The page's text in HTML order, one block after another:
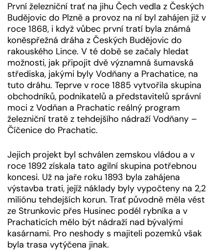
První železniční trať na jihu Čech vedla z Českých
Budějovic do Plzně a provoz na ní byl zahájen již v
roce 1868, i když vůbec první tratí byla známá
koněspřežná dráha z Českých Budějovic do
rakouského Lince. V té době se začaly hledat
možnosti, jak připojit dvě významná šumavská
střediska, jakými byly Vodňany a Prachatice, na
tuto dráhu. Teprve v roce 1885 vytvořila skupina
obchodníků, podnikatelů a představitelů správní
moci z Vodňan a Prachatic reálný program
železniční tratě z tehdejšího nádraží Vodňany –
Číčenice do Prachatic.
Jejich projekt byl schválen zemskou vládou a v
roce 1892 získala tato agilní skupina potřebnou
koncesi. Už na jaře roku 1893 byla zahájena
výstavba trati, jejíž náklady byly vypočteny na 2,2
miliónu tehdejších korun. Trať původně měla vést
ze Strunkovic přes Husinec podél rybníka a v
Prachaticích mělo být nádraží nad bývalými
kasárnami. Pro neshody s majiteli pozemků však
byla trasa vytýčena jinak.